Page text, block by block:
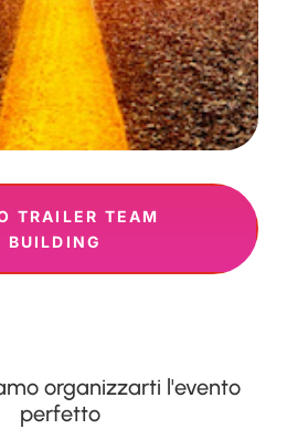
TRAILER TEAM
BUILDING
organizzarti l'evento
perfetto